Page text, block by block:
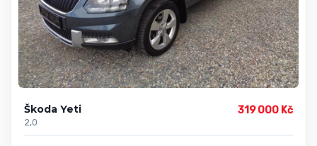
Škoda Yeti
2,0
319 000 Kč